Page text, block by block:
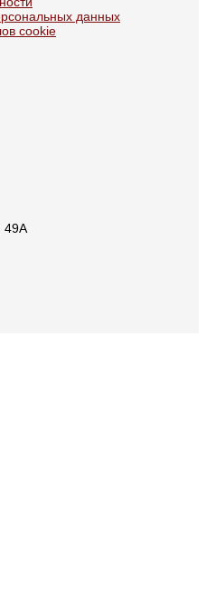
данных
cookie
49А